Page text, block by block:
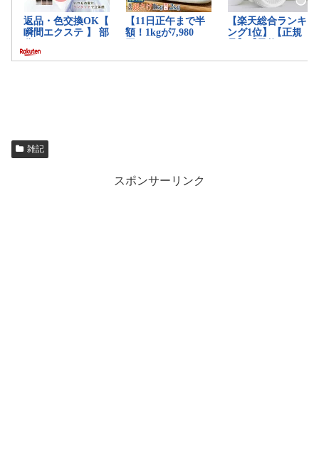
雑記
スポンサーリンク